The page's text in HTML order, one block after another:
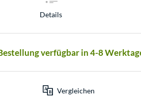
Details
verfügbar in 4-8
Vergleichen